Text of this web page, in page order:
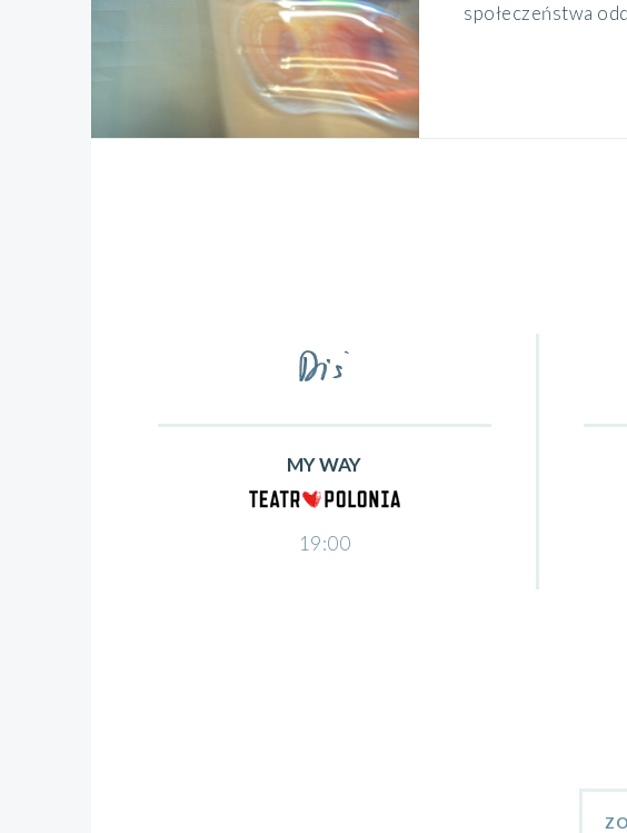
społeczeństwa
MY WAY
19:00